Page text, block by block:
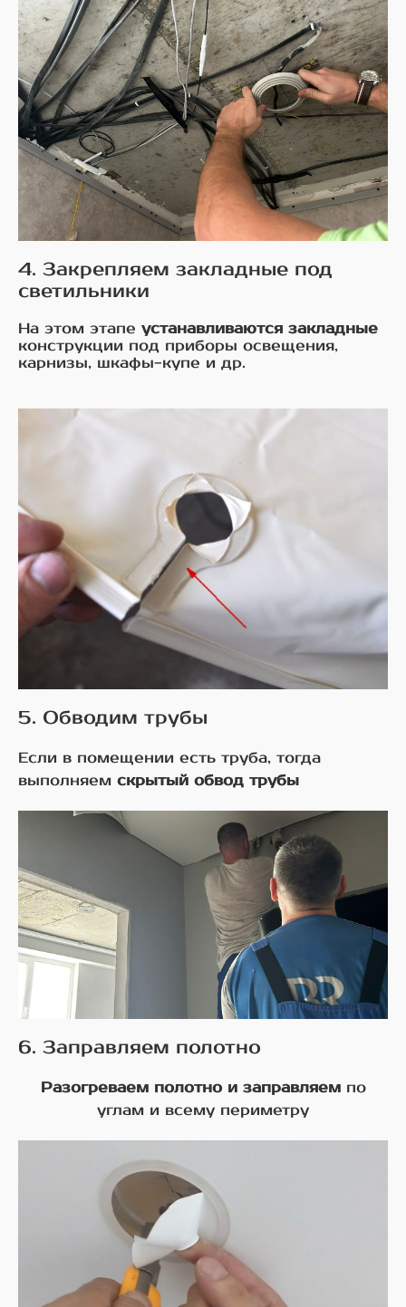
4. Закрепляем закладные под
светильники
На этом этапе устанавливаются закладные
конструкции под приборы освещения,
карнизы, шкафы-купе и др.
5. Обводим трубы
Если в помещении есть труба, тогда
выполняем скрытый обвод трубы
6. Заправляем полотно
Разогреваем полотно и заправляемпо
углам и всему периметру